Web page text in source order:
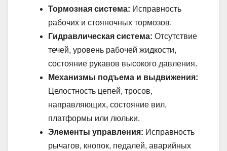
Тормозная система: Исправность
рабочих и стояночных тормозов.
Гидравлическая система: Отсутствие
течей, уровень рабочей жидкости,
состояние рукавов высокого давления.
Механизмы подъема и выдвижения:
Целостность цепей, тросов,
направляющих, состояние вил,
платформы или люльки.
Элементы управления: Исправность
рычагов, кнопок, педалей, аварийных